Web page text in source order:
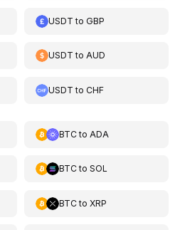
USDT toGBP
USDT toAUD
USDT toCHF
BTCto ADA
BTCto SOL
BTCto XRP